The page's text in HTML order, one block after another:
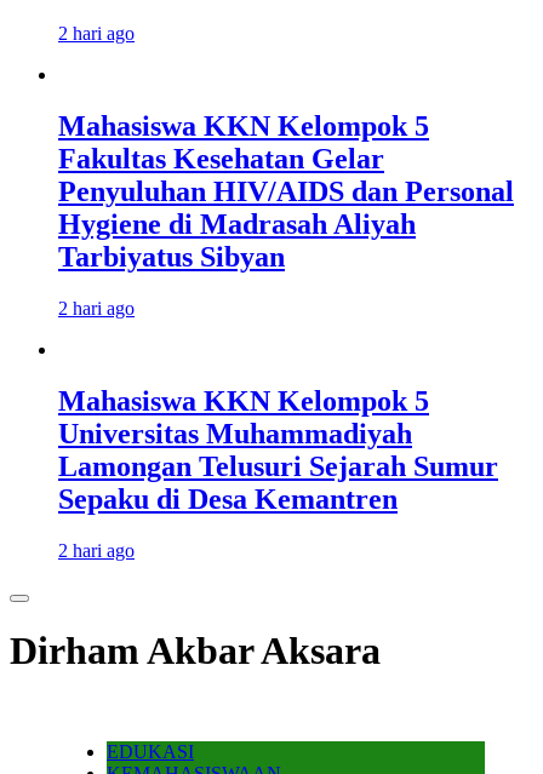
2 hari ago
Mahasiswa KKN Kelompok 5
Fakultas Kesehatan Gelar
Penyuluhan HIV/AIDS dan Personal
Hygiene di Madrasah Aliyah
Tarbiyatus Sibyan
2 hari ago
Mahasiswa KKN Kelompok 5
Universitas Muhammadiyah
Lamongan Telusuri Sejarah Sumur
Sepaku di Desa Kemantren
2 hari ago
Dirham Akbar Aksara
EDUKASI